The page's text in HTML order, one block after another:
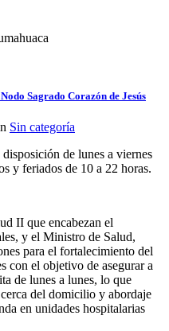
Sagrado Corazón de Jesús
Sin categoría
de lunes a viernes
y feriados de 10 a 22 horas.
II que encabezan el
y el Ministro de Salud,
para el fortalecimiento del
con el objetivo de asegurar a
de lunes a lunes, lo que
del domicilio y abordaje
en unidades hospitalarias